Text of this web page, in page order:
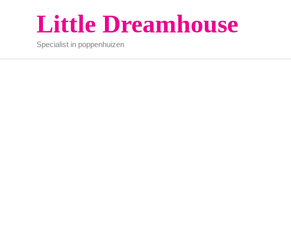
Little Dreamhouse
Specialist in poppenhuizen